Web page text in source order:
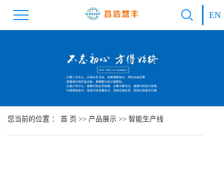
EN
您当前的位置 ： 首 页 >> 产品展示 >> 智能生产线